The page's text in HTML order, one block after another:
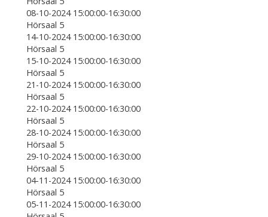
08-10-2024 15:00:00-16:30:00
Hörsaal 5
14-10-2024 15:00:00-16:30:00
Hörsaal 5
15-10-2024 15:00:00-16:30:00
Hörsaal 5
21-10-2024 15:00:00-16:30:00
Hörsaal 5
22-10-2024 15:00:00-16:30:00
Hörsaal 5
28-10-2024 15:00:00-16:30:00
Hörsaal 5
29-10-2024 15:00:00-16:30:00
Hörsaal 5
04-11-2024 15:00:00-16:30:00
Hörsaal 5
05-11-2024 15:00:00-16:30:00